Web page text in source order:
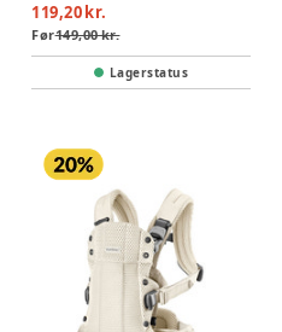
119,20 kr.
Før149,00 kr.
Lagerstatus